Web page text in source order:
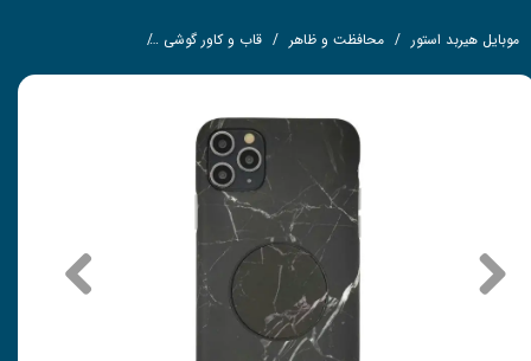
موبایل هیربد استور محافظت و ظاهر قاب و کاور گوشی